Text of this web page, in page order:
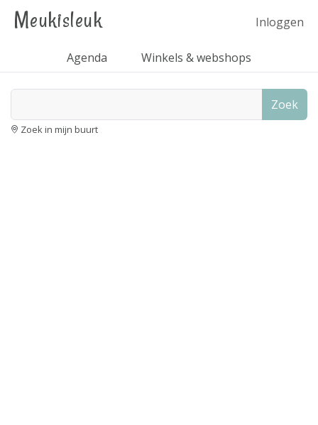
Meukisleuk Inloggen
Agenda Winkels & webshops
Zoek
Zoek in mijn buurt